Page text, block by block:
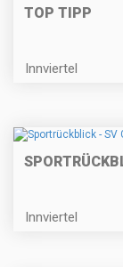
TOP TIPP
Innviertel
Innviertel